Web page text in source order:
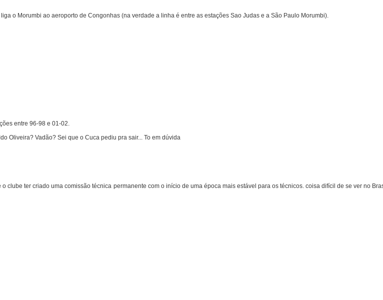
o Morumbi ao aeroporto de Congonhas (na verdade a linha é entre as estações Sao Judas e a São Paulo Morumbi).
entre 96-98 e 01-02.
Oliveira? Vadão? Sei que o Cuca pediu pra sair... To em dúvida
clube ter criado uma comissão técnica permanente com o início de uma época mais estável para os técnicos. coisa difícil de se ver no